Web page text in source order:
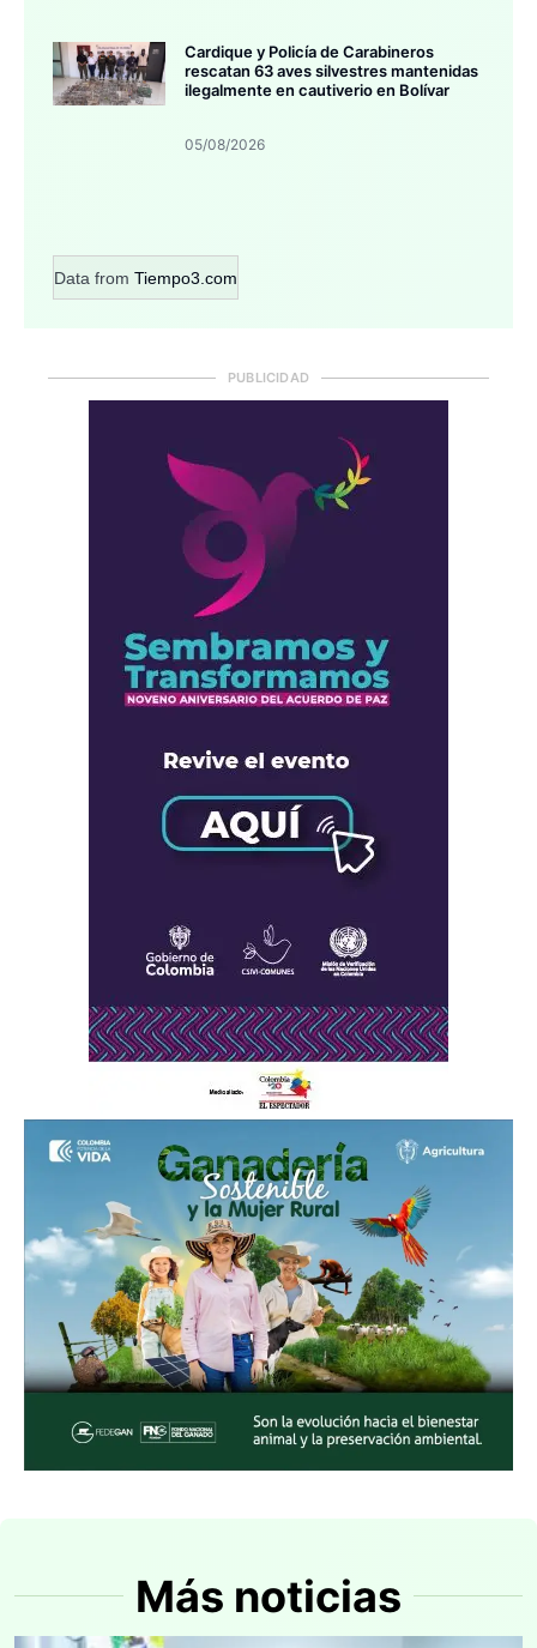
Cardique y Policía de Carabineros
rescatan 63 aves silvestres mantenidas
ilegalmente en cautiverio en Bolívar
05/08/2026
Data from Tiempo3.com
PUBLICIDAD
Más noticias